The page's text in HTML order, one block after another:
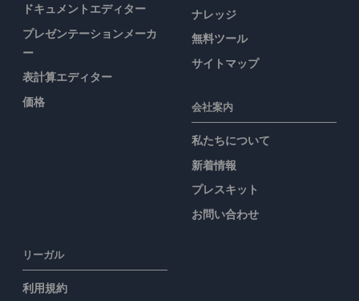
ドキュメントエディター
プレゼンテーションメーカ
ー
表計算エディター
価格
ナレッジ
無料ツール
サイトマップ
会社案内
私たちについて
新着情報
プレスキット
お問い合わせ
リーガル
利用規約